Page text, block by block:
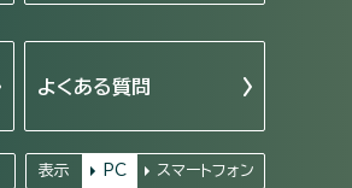
よくある質問
表示 PC スマートフォン